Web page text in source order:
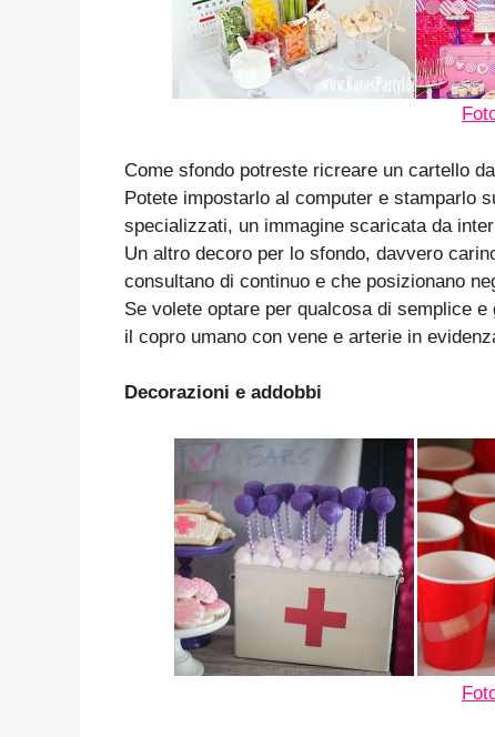
Come sfondo potreste ricreare un cartello
Potete impostarlo al computer e stamparlo
specializzati, un immagine scaricata da
Un altro decoro per lo sfondo, davvero
consultano di continuo e che posizionano
Se volete optare per qualcosa di semplice
il copro umano con vene e arterie in
Decorazioni e addobbi